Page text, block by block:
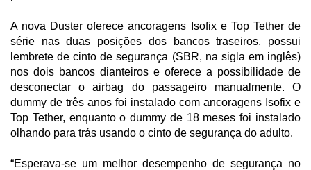
A nova Duster oferece ancoragens Isofix e Top Tether de
série nas duas posições dos bancos traseiros, possui
lembrete de cinto de segurança (SBR, na sigla em inglês)
nos dois bancos dianteiros e oferece a possibilidade de
desconectar o airbag do passageiro manualmente. O
dummy de três anos foi instalado com ancoragens Isofix e
Top Tether, enquanto o dummy de 18 meses foi instalado
olhando para trás usando o cinto de segurança do adulto.
“Esperava-se um melhor desempenho de segurança no